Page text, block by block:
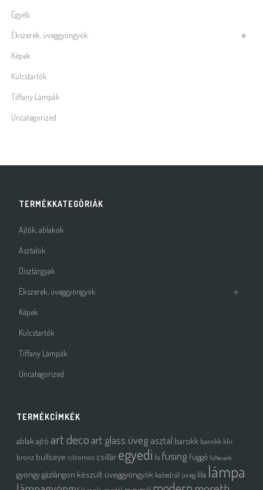
Egyéb
Ékszerek, üveggyöngyök
Képek
Kulcstartók
Tiffany Lámpák
Uncategorized
TERMÉKKATEGÓRIÁK
Ajtók, ablakok
Asztalok
Dísztárgyak
Ékszerek, üveggyöngyök
Képek
Kulcstartók
Tiffany Lámpák
Uncategorized
TERMÉKCÍMKÉK
ablakajtó art deco art glass üvegasztal barokk barokk klír
bronz bullseye citromos csillár egyedi fa fusing függő fülbevaló
gyöngygázlángon készült üveggyöngyök katedrál üveg lila lámpa